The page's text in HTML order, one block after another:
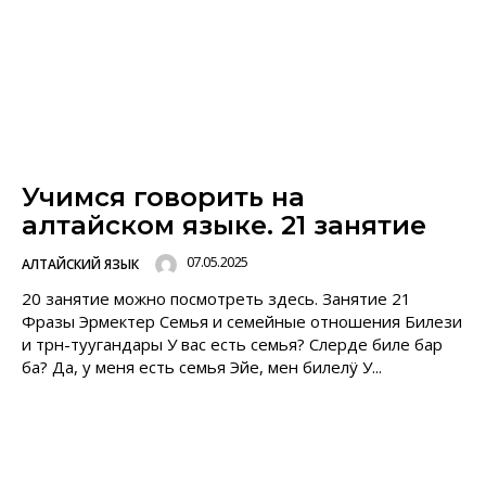
Учимся говорить на
алтайском языке. 21 занятие
АЛТАЙСКИЙ ЯЗЫК 07.05.2025
20 занятие можно посмотреть здесь. Занятие 21
Фразы Эрмектер Семья и семейные отношения Билези
и тӧрӧӧн-туугандары У вас есть семья? Слерде биле бар
ба? Да, у меня есть семья Эйе, мен билелÿ У...